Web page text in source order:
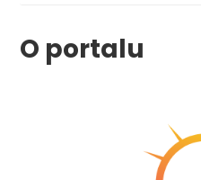
O portalu